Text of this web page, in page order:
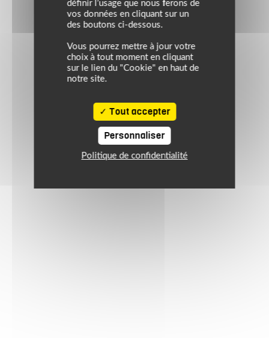
définir l’usage que nous ferons de
vos données en cliquant sur un
des boutons ci-dessous.
Vous pourrez mettre à jour votre
choix à tout moment en cliquant
sur le lien du "Cookie" en haut de
notre site.
Tout accepter
Personnaliser
Politique de confidentialité